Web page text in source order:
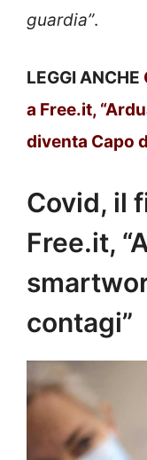
guardia”.
LEGGI ANCHE
a Free.it,
diventa Capo
Covid, il
Free.it,
contagi”